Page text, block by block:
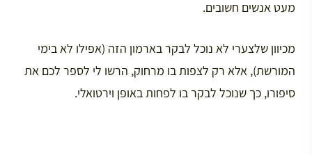
מעט אנשים חשובים.
מכיוון שלצערי לא נוכל לבקר בארמון הזה (אפילו לא בימי
המורשת), אלא רק לצפות בו מרחוק, הרשו לי לספר לכם את
סיפורו, כך שנוכל לבקר בו לפחות באופן וירטואלי.